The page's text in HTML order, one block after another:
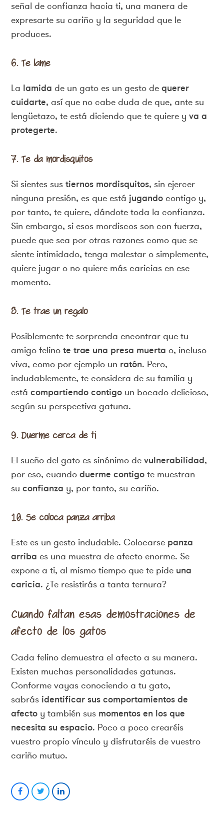
señal de confianza hacia ti, una manera de
expresarte su cariño y la seguridad que le
produces.
6. Te lame
La lamidade un gato es un gesto dequerer
cuidarte, así que no cabe duda de que, ante su
lengüetazo, te está diciendo que te quiere yva a
protegerte.
7. Te da mordisquitos
Si sientes sustiernos mordisquitos, sin ejercer
ninguna presión, es que está jugandocontigo y,
por tanto, te quiere, dándote toda la confianza.
Sin embargo, si esos mordiscos son con fuerza,
puede que sea por otras razones como que se
siente intimidado, tenga malestar o simplemente,
quiere jugar o no quiere más caricias en ese
momento.
8. Te trae un regalo
Posiblemente te sorprenda encontrar que tu
amigo felinote trae una presa muerta o, incluso
viva, como por ejemplo un ratón. Pero,
indudablemente, te considera de su familia y
estácompartiendo contigo un bocado delicioso,
según su perspectiva gatuna.
9. Duerme cerca de ti
El sueño del gato es sinónimo devulnerabilidad,
por eso, cuandoduerme contigo te muestran
suconfianza y, por tanto, su cariño.
10. Se coloca panza arriba
Este es un gesto indudable. Colocarse panza
arriba es una muestra de afecto enorme. Se
expone a ti, al mismo tiempo que te pide una
caricia. ¿Te resistirás a tanta ternura?
Cuando faltan esas demostraciones de
afecto de los gatos
Cada felino demuestra el afecto a su manera.
Existen muchas personalidades gatunas.
Conforme vayas conociendo a tu gato,
sabrás identificar sus comportamientos de
afecto y también sus momentos en los que
necesita su espacio. Poco a poco crearéis
vuestro propio vínculo y disfrutaréis de vuestro
cariño mutuo.
CompartirCompartirCompartir